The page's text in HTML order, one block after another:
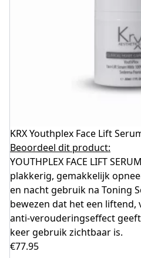
KRX Youthplex Face Lift
Beoordeel dit product:
YOUTHPLEX FACE LIFT
plakkerig, gemakkelijk
en nacht gebruik na Toning
bewezen dat het een
anti-verouderingseffect
keer gebruik zichtbaar is.
€77.95